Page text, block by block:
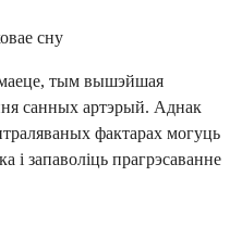
сну
тым вышэйшая
санных артэрый. Аднак
фактарах могуць
і запаволіць прагрэсаванне